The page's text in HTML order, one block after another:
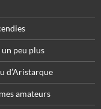
un peu plus
d’Aristarque
amateurs